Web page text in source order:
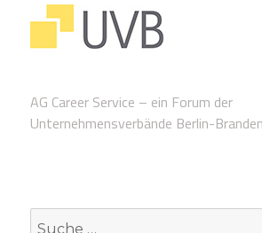
AG Career Service – ein Forum der
Unternehmensverbände Berlin-
Suche